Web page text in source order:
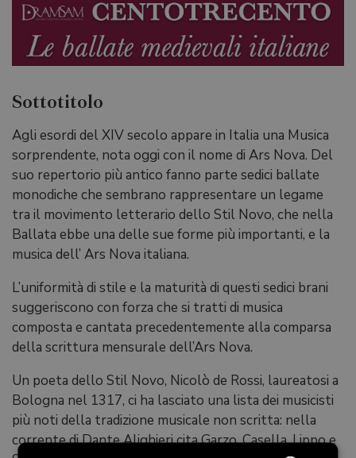
Sottotitolo
Agli esordi del XIV secolo appare in Italia una Musica
sorprendente, nota oggi con il nome di Ars Nova. Del
suo repertorio più antico fanno parte sedici ballate
monodiche che sembrano rappresentare un legame
tra il movimento letterario dello Stil Novo, che nella
Ballata ebbe una delle sue forme più importanti, e la
musica dell’ Ars Nova italiana.
L’uniformità di stile e la maturità di questi sedici brani
suggeriscono con forza che si tratti di musica
composta e cantata precedentemente alla comparsa
della scrittura mensurale dell’Ars Nova.
Un poeta dello Stil Novo, Nicolò de Rossi, laureatosi a
Bologna nel 1317, ci ha lasciato una lista dei musicisti
più noti della tradizione musicale non scritta: nella
corrente di Dante Alighieri cita Garzo, Casella, Lippo e